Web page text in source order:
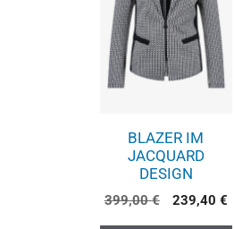
BLAZER IM
JACQUARD
DESIGN
399,00€ 239,40 €